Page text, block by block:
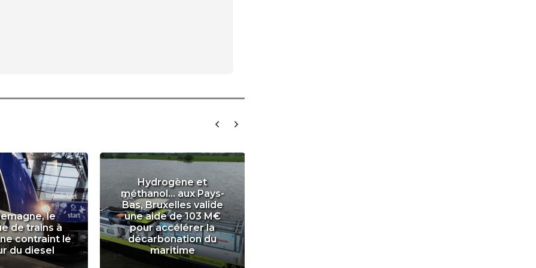
le
de trains à
contraint le
du diesel
Hydrogène et
méthanol... aux Pays-
Bas, Bruxelles valide
une aide de 103 M€
pour accélérer la
décarbonation du
maritime